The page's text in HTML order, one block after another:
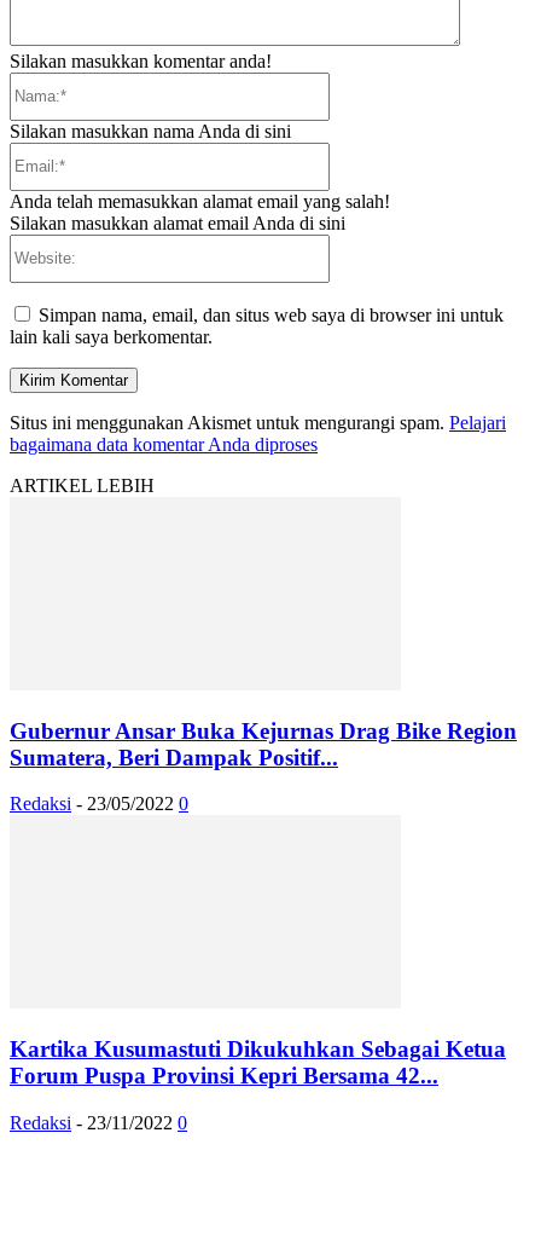
Silakan masukkan komentar anda!
Silakan masukkan nama Anda di sini
Anda telah memasukkan alamat email yang salah!
Silakan masukkan alamat email Anda di sini
Simpan nama, email, dan situs web saya di browser ini untuk
lain kali saya berkomentar.
Situs ini menggunakan Akismet untuk mengurangi spam. Pelajari
bagaimana data komentar Anda diproses
ARTIKEL LEBIH
Gubernur Ansar Buka Kejurnas Drag Bike Region
Sumatera, Beri Dampak Positif...
Redaksi - 23/05/2022 0
Kartika Kusumastuti Dikukuhkan Sebagai Ketua
Forum Puspa Provinsi Kepri Bersama 42...
Redaksi - 23/11/2022 0